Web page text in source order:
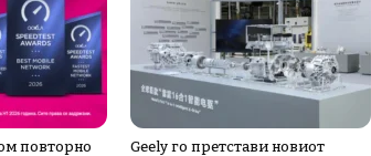
повторно
Geely го претстави новиот